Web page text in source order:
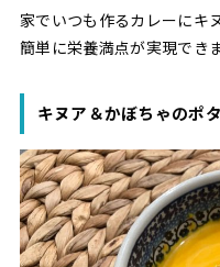
家でいつも作るカレーにキ
簡単に栄養満点が実現でき
キヌア＆かぼちゃのポ